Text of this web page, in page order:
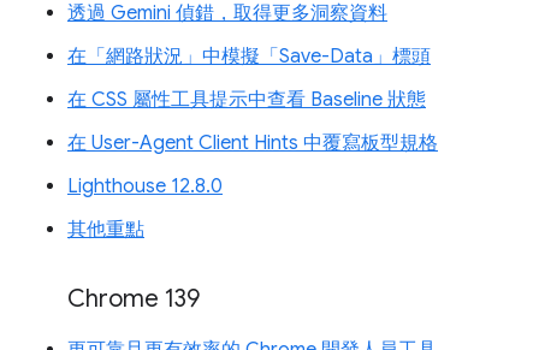
透過 Gemini 偵錯，取得更多洞察資料
在「網路狀況」中模擬「Save-Data」標頭
在 CSS 屬性工具提示中查看 Baseline 狀態
在 User-Agent Client Hints 中覆寫板型規格
Lighthouse 12.8.0
其他重點
Chrome 139